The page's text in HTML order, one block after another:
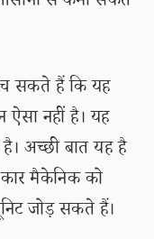
सकते हैं कि यह
नहीं है। यह
अच्छी बात यह है
मैकेनिक को
जोड़ सकते हैं।